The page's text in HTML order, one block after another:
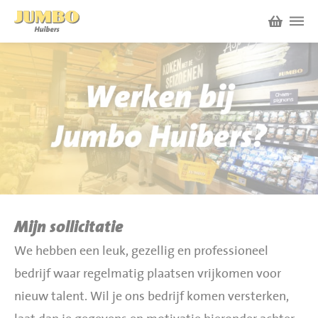
Winkels
P.W.A. Park
Bruïneplein
Nieuws
Acties
Werken bij Jumbo Huibers
Vacatures en Solliciteren
Werken en leren
Jumbo.com
Mijn sollicitatie
We hebben een leuk, gezellig en professioneel
bedrijf waar regelmatig plaatsen vrijkomen voor
nieuw talent. Wil je ons bedrijf komen versterken,